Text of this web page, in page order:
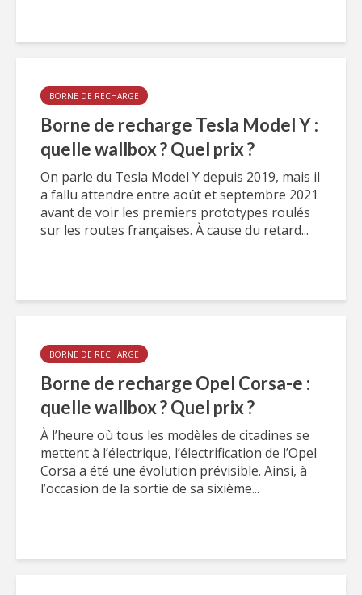
BORNE DE RECHARGE
Borne de recharge Tesla Model Y :
quelle wallbox ? Quel prix ?
On parle du Tesla Model Y depuis 2019, mais il
a fallu attendre entre août et septembre 2021
avant de voir les premiers prototypes roulés
sur les routes françaises. À cause du retard...
BORNE DE RECHARGE
Borne de recharge Opel Corsa-e :
quelle wallbox ? Quel prix ?
À l’heure où tous les modèles de citadines se
mettent à l’électrique, l’électrification de l’Opel
Corsa a été une évolution prévisible. Ainsi, à
l’occasion de la sortie de sa sixième...